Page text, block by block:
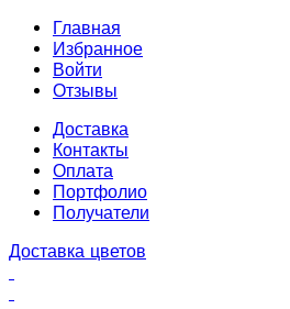
Главная
Избранное
Войти
Отзывы
Доставка
Контакты
Оплата
Портфолио
Получатели
Доставка цветов